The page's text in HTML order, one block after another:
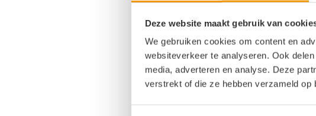
Deze website maakt gebruik van
We gebruiken cookies om content en
websiteverkeer te analyseren. Ook
media, adverteren en analyse. Deze
verstrekt of die ze hebben verzameld
Deel dit stuk